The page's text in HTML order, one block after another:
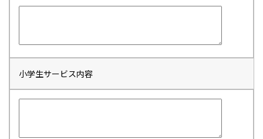
小学生サービス内容